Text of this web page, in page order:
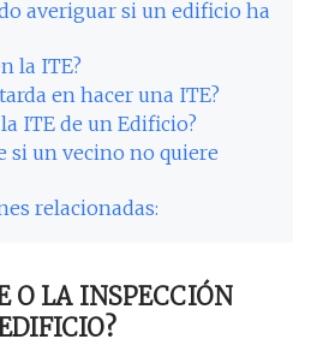
averiguar si un edificio ha
la ITE?
en hacer una ITE?
ITE de un Edificio?
si un vecino no quiere
relacionadas:
O LA INSPECCIÓN